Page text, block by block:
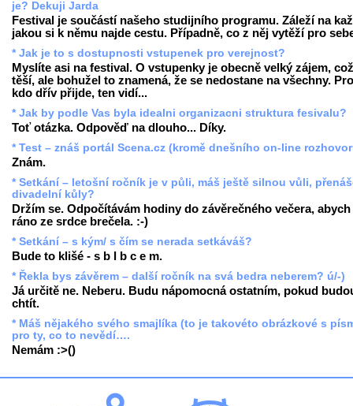
je? Dekuji Jarda
Festival je součástí našeho studijního programu. Záleží na
jakou si k němu najde cestu. Případně, co z něj vytěží pro
* Jak je to s dostupnosti vstupenek pro verejnost?
Myslíte asi na festival. O vstupenky je obecně velký zájem,
těší, ale bohužel to znamená, že se nedostane na všechny.
kdo dřív přijde, ten vidí...
* Jak by podle Vas byla idealni organizacni struktura fesivalu?
Toť otázka. Odpověď na dlouho... Díky.
* Test – znáš portál Scena.cz (kromě dnešního on-line
Znám.
* Setkání – letošní ročník je v půli, máš ještě silnou vůli,
divadelní kůly?
Držím se. Odpočítávám hodiny do závěrečného večera, abych
ráno ze srdce brečela. :-)
* Setkání – s kým/ s čím se nerada setkáváš?
Bude to klišé - s b l b c e m.
* Řekla bys závěrem – další ročník na svá bedra neberem? ú/-)
Já určitě ne. Neberu. Budu nápomocná ostatním, pokud
chtít.
* Máš nějakého svého smajlíka (to je takovéto obrázkové s
pro ty, co to nevědí….
Nemám :>()